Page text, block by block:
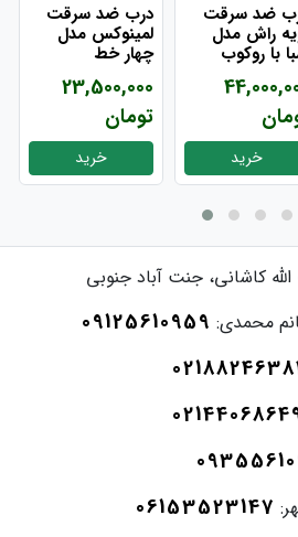
درب ضد سرقت
لمینوکس مدل
چهار خط
23,500,000
تومان
خرید
ضد سرقت
راش مدل
با روکوب
خرید
کاشانی، جنت آباد جنوبی
محمدی: 09125610959
06153523147